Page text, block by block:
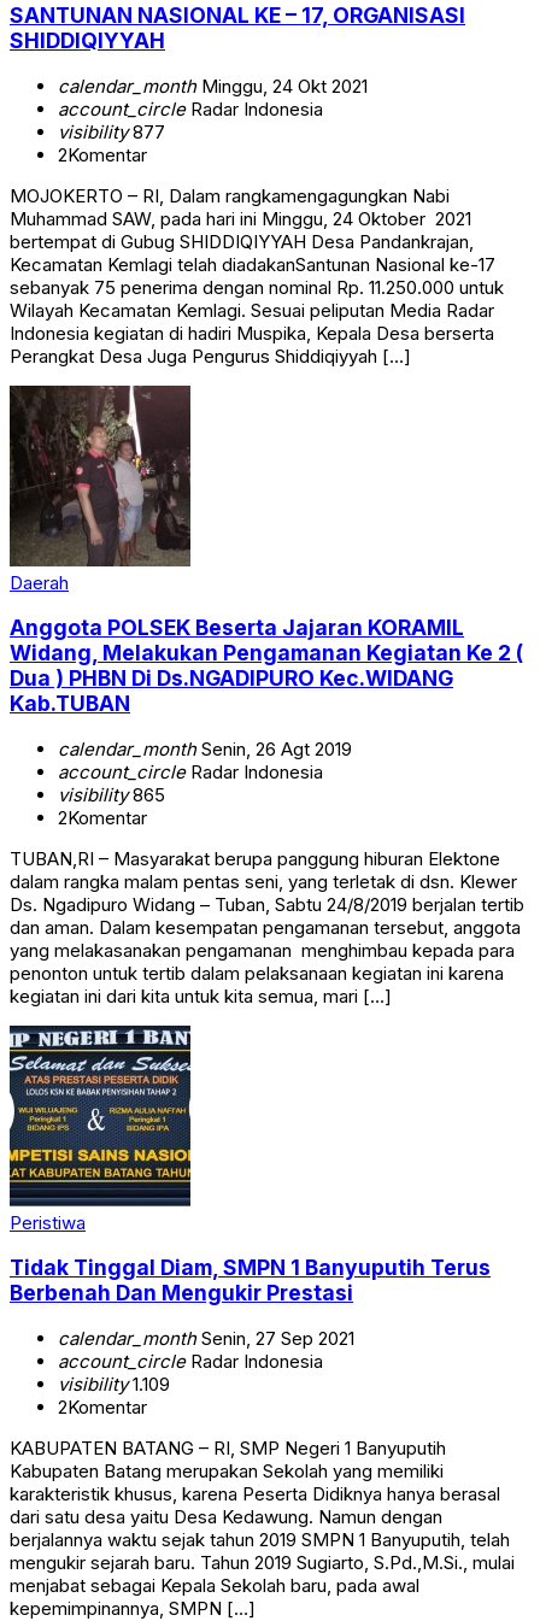
SANTUNAN NASIONAL KE – 17, ORGANISASI
SHIDDIQIYYAH
calendar_monthMinggu, 24 Okt 2021
account_circleRadar Indonesia
visibility877
2Komentar
MOJOKERTO – RI, Dalam rangkamengagungkan Nabi
Muhammad SAW, pada hari ini Minggu, 24 Oktober 2021
bertempat di Gubug SHIDDIQIYYAH Desa Pandankrajan,
Kecamatan Kemlagi telah diadakanSantunan Nasional ke-17
sebanyak 75 penerima dengan nominal Rp. 11.250.000 untuk
Wilayah Kecamatan Kemlagi. Sesuai peliputan Media Radar
Indonesia kegiatan di hadiri Muspika, Kepala Desa berserta
Perangkat Desa Juga Pengurus Shiddiqiyyah […]
Daerah
Anggota POLSEK Beserta Jajaran KORAMIL
Widang, Melakukan Pengamanan Kegiatan Ke 2 (
Dua ) PHBN Di Ds.NGADIPURO Kec.WIDANG
Kab.TUBAN
calendar_monthSenin, 26 Agt 2019
account_circleRadar Indonesia
visibility865
2Komentar
TUBAN,RI – Masyarakat berupa panggung hiburan Elektone
dalam rangka malam pentas seni, yang terletak di dsn. Klewer
Ds. Ngadipuro Widang – Tuban, Sabtu 24/8/2019 berjalan tertib
dan aman. Dalam kesempatan pengamanan tersebut, anggota
yang melakasanakan pengamanan menghimbau kepada para
penonton untuk tertib dalam pelaksanaan kegiatan ini karena
kegiatan ini dari kita untuk kita semua, mari […]
Peristiwa
Tidak Tinggal Diam, SMPN 1 Banyuputih Terus
Berbenah Dan Mengukir Prestasi
calendar_monthSenin, 27 Sep 2021
account_circleRadar Indonesia
visibility1.109
2Komentar
KABUPATEN BATANG – RI, SMP Negeri 1 Banyuputih
Kabupaten Batang merupakan Sekolah yang memiliki
karakteristik khusus, karena Peserta Didiknya hanya berasal
dari satu desa yaitu Desa Kedawung. Namun dengan
berjalannya waktu sejak tahun 2019 SMPN 1 Banyuputih, telah
mengukir sejarah baru. Tahun 2019 Sugiarto, S.Pd.,M.Si., mulai
menjabat sebagai Kepala Sekolah baru, pada awal
kepemimpinannya, SMPN […]